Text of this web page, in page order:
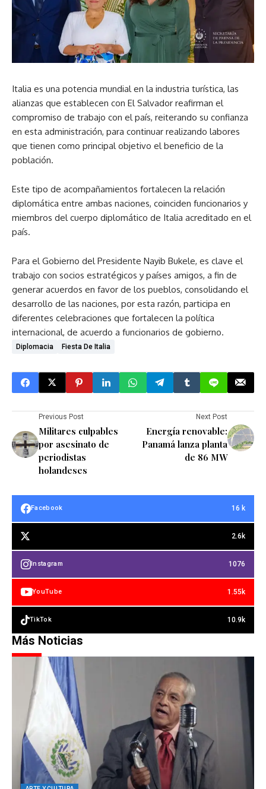
Italia es una potencia mundial en la industria turística, las
alianzas que establecen con El Salvador reafirman el
compromiso de trabajo con el país, reiterando su confianza
en esta administración, para continuar realizando labores
que tienen como principal objetivo el beneficio de la
población.
Este tipo de acompañamientos fortalecen la relación
diplomática entre ambas naciones, coinciden funcionarios y
miembros del cuerpo diplomático de Italia acreditado en el
país.
Para el Gobierno del Presidente Nayib Bukele, es clave el
trabajo con socios estratégicos y países amigos, a fin de
generar acuerdos en favor de los pueblos, consolidando el
desarrollo de las naciones, por esta razón, participa en
diferentes celebraciones que fortalecen la política
internacional, de acuerdo a funcionarios de gobierno.
Diplomacia Fiesta De Italia
Previous Post
Militares culpables
por asesinato de
periodistas
holandeses
Next Post
Energía renovable:
Panamá lanza planta
de 86 MW
Facebook 16 k
2.6k
Instagram 1076
YouTube 1.55k
TikTok 10.9k
Más Noticias